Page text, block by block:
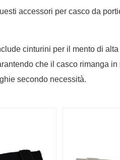
accessori per casco da
cinturini per il mento di
che il casco rimanga
secondo necessità.